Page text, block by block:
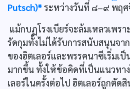
Putsch)*ระหว่างวันที่ ๘–๙ พฤ
แม้กบฏโรงเบียร์จะล้มเหลวเพร
รัดกุมทั้งไม่ได้รับการสนับสนุนจ
ของฮิตเลอร์และพรรคนาซีเริ่มเ
มากขึ้น ทั้งให้ข้อคิดที่เป็นแนวทา
เลอร์ในครั้งต่อไป ฮิตเลอร์ถูกตัด